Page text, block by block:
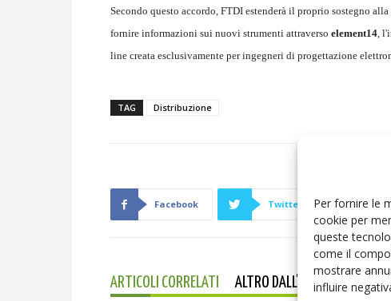
Per fornire le
cookie per
queste
come il
mostrare
influire
Secondo questo accordo, FTDI estenderà il proprio sostegno
fornire informazioni sui nuovi strumenti attraverso element14,
line creata esclusivamente per ingegneri di progettazione
TAG Distribuzione
Facebook Twitter
ARTICOLI CORRELATI ALTRO DALL'AUTORE